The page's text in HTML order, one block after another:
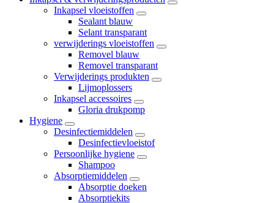
Inkapsel vloeistoffen
Sealant blauw
Selant transparant
verwijderings vloeistoffen
Removel blauw
Removel transparant
Verwijderings produkten
Lijmoplossers
Inkapsel accessoires
Gloria drukpomp
Hygiene
Desinfectiemiddelen
Desinfectievloeistof
Persoonlijke hygiene
Shampoo
Absorptiemiddelen
Absorptie doeken
Absorptiekits